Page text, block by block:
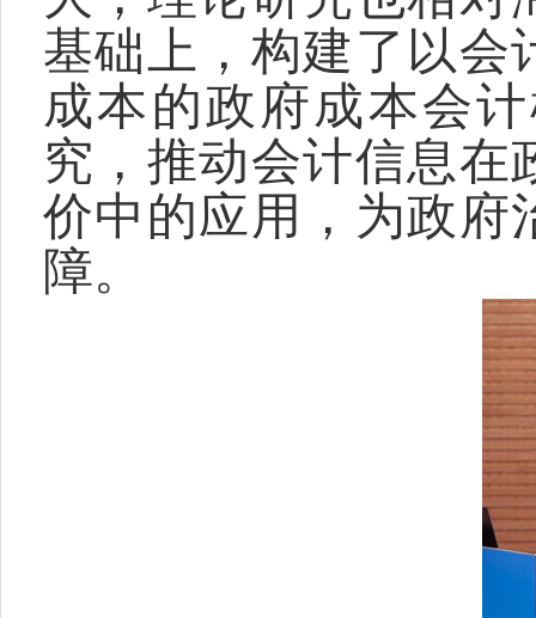
基础上，构建了以会
成本的政府成本会
究，推动会计信息在
价中的应用，为政府
障。